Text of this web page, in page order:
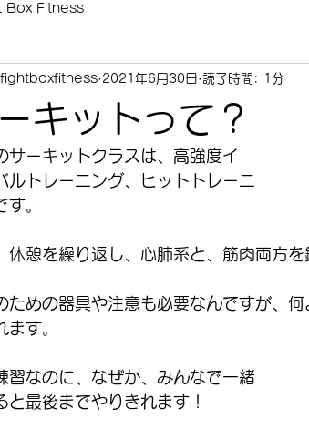
Box Fitness
キットって？
fightboxfitness 2021年6月30日 読了時間: 1分
サーキットクラスは、高強度イ
ルトレーニング、ヒットトレーニ
す。
休憩を繰り返し、心肺系と、筋肉両方を
ための器具や注意も必要なんですが、
ます。
習なのに、なぜか、みんなで一緒
と最後までやりきれます！